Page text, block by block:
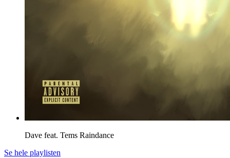
Dave feat. Tems Raindance
Se hele playlisten